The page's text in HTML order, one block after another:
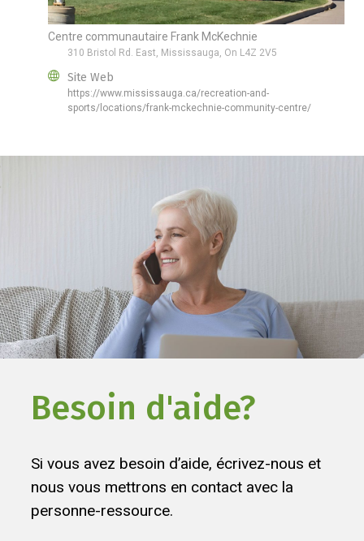
Centre communautaire Frank McKechnie
310 Bristol Rd. East, Mississauga, On L4Z 2V5
Site Web
https://www.mississauga.ca/recreation-and-
sports/locations/frank-mckechnie-community-centre/
Besoin d'aide?
Si vous avez besoin d’aide, écrivez-nous et
nous vous mettrons en contact avec la
personne-ressource.